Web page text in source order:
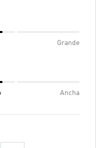
Grande
Ancha